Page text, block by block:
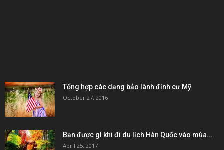
Tổng hợp các dạng bảo lãnh định cư Mỹ
October 27, 2016
Bạn được gì khi đi du lịch Hàn Quốc vào mùa...
April 25, 2017